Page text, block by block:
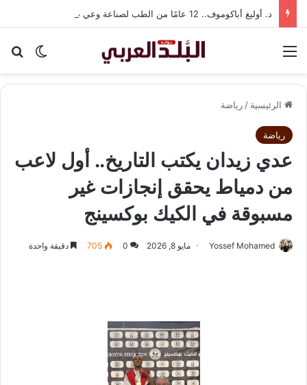
الوضع
الرئيسية /رياضة
رياضة
عدي زيدان يكتب التاريخ.. أول لاعب
من دمياط يحقق إنجازات غير
مسبوقة في الكيك بوكسينج
Yossef Mohamed مايو 8, 2026 0
705 دقيقة واحدة